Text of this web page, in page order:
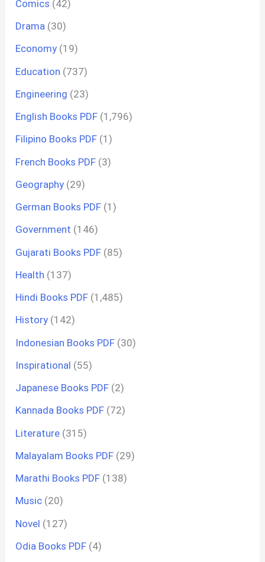
Comics (42)
Drama (30)
Economy (19)
Education (737)
Engineering (23)
English Books PDF (1,796)
Filipino Books PDF (1)
French Books PDF (3)
Geography (29)
German Books PDF (1)
Government (146)
Gujarati Books PDF (85)
Health (137)
Hindi Books PDF (1,485)
History (142)
Indonesian Books PDF (30)
Inspirational (55)
Japanese Books PDF (2)
Kannada Books PDF (72)
Literature (315)
Malayalam Books PDF (29)
Marathi Books PDF (138)
Music (20)
Novel (127)
Odia Books PDF (4)